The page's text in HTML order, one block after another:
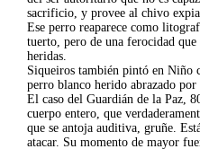
sacrificio, y provee al chivo
Ese perro reaparece como
tuerto, pero de una ferocidad
heridas.
Siqueiros también pintó en Niño
perro blanco herido abrazado
El caso del Guardián de la Paz,
cuerpo entero, que
que se antoja auditiva, gruñe.
atacar. Su momento de mayor